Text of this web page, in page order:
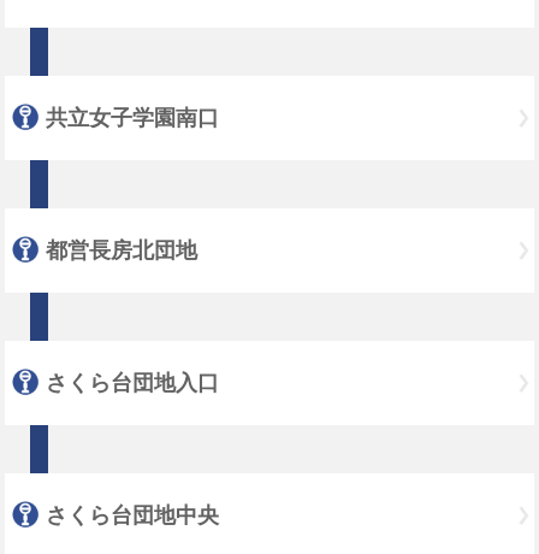
共立女子学園南口
都営長房北団地
さくら台団地入口
さくら台団地中央